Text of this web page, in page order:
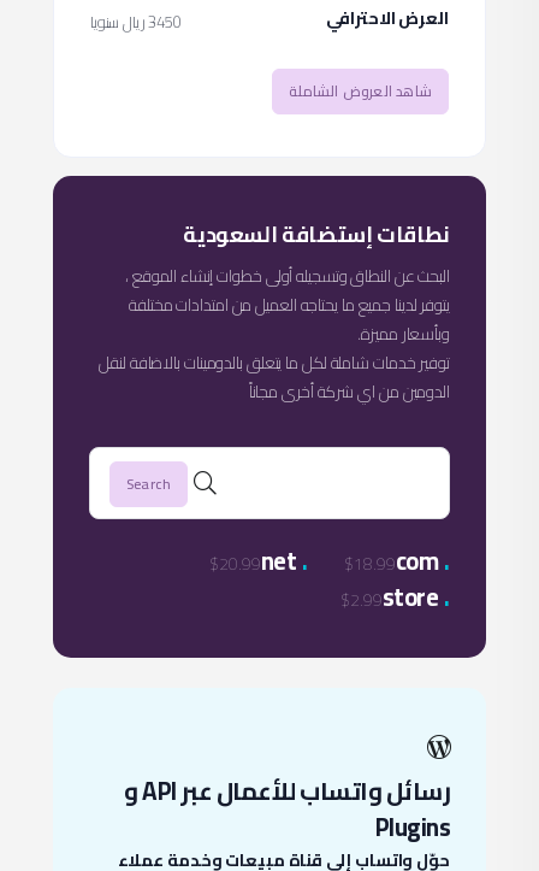
العرض الاحترافي 3450 ريال سنويا
شاهد العروض الشاملة
نطاقات إستضافة السعودية
البحث عن النطاق وتسجيله أولى خطوات إنشاء الموقع ،
يتوفر لدينا جميع ما يحتاجه العميل من امتدادات مختلفة
وبأسعار مميزة.
توفير خدمات شاملة لكل ما يتعلق بالدومينات بالاضافة لنقل
الدومين من اي شركة أخرى مجاناً
.
com
$18.99
.
$20.99 .
$2.99
رسائل واتساب للأعمال عبر API و
Plugins
حوّل واتساب إلى قناة مبيعات وخدمة عملاء